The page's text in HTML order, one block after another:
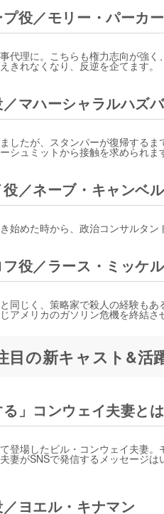
役／モリー・パーカー
代理に。こちらも権力志向が強
きれなくなり、反逆を企てます。
マハーシャラルハズ
したが、スタンパーが復帰する
シュミットから接触を求められま
／ネーブ・キャンベル
始めた時から、政治コンサルタン
役／ラース・ミッケ
同じく、策略家で殺人の経験も
アメリカのガソリン危機を終結さ
目の新キャスト&活
る」コンウェイ夫妻と
登場したビル・コンウェイ夫妻
妻がSNSで発信するメッセージ
ヨエル・キナマン